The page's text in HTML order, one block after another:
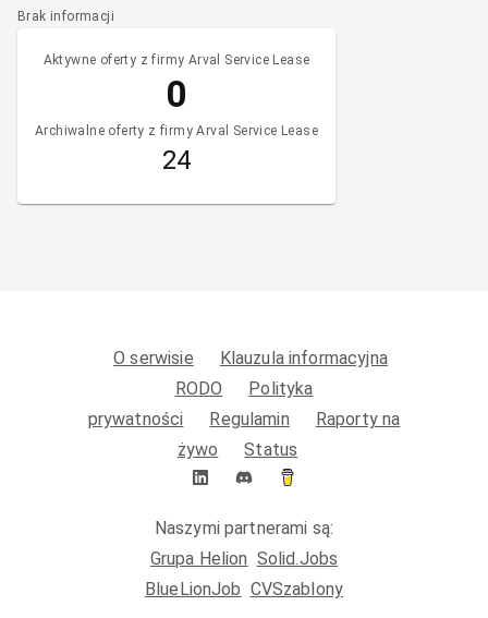
Brak informacji
Aktywne oferty z firmy Arval Service Lease
0
Archiwalne oferty z firmy Arval Service Lease
24
O serwisie
Klauzula informacyjna
RODO
Polityka
prywatności
Regulamin
Raporty na
żywo
Status
Naszymi partnerami są:
Grupa Helion Solid.Jobs
BlueLionJob CVSzablony